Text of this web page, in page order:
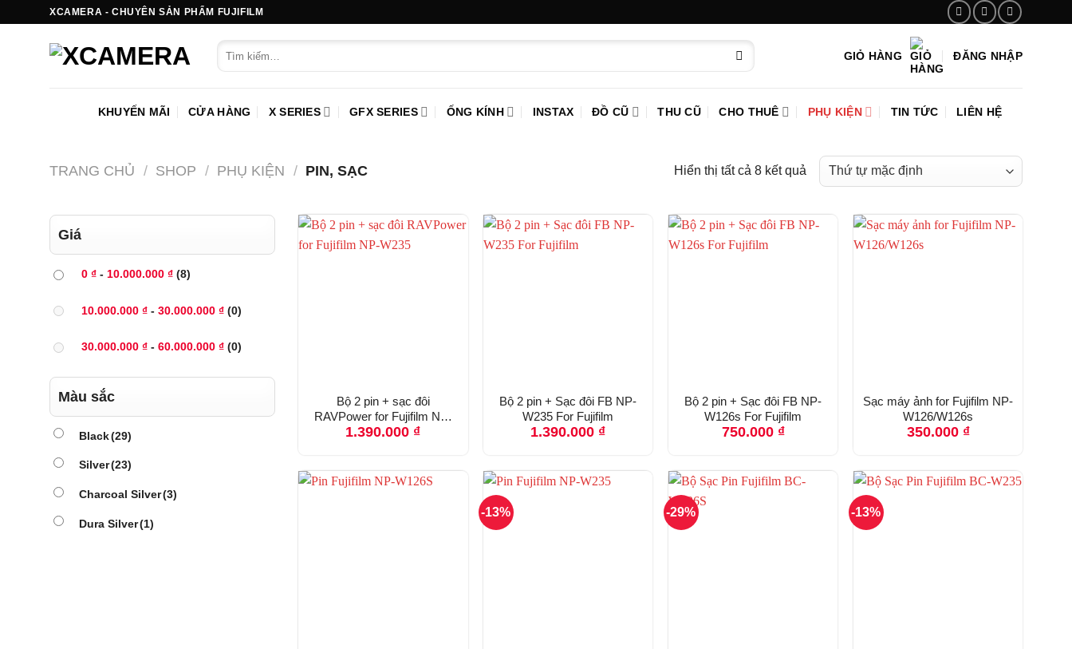
XCAMERA - CHUYÊN SẢN PHẨM FUJIFILM
kiếm:
GIỎ HÀNG ĐĂNG NHẬP
KHUYẾN MÃI CỬA HÀNG X SERIES GFX SERIES ỐNG KÍNH INSTAX ĐỒ CŨ THU CŨ CHO THUÊ PHỤ KIỆN TIN TỨC LIÊN HỆ
TRANG CHỦ / SHOP / PHỤ KIỆN / PIN, SẠC Hiển thị tất cả 8 kết quả
Giá
0 ₫ - 10.000.000 ₫ (8)
10.000.000 ₫ - 30.000.000 ₫ (0)
30.000.000 ₫ - 60.000.000 ₫ (0)
Màu sắc
Black(29)
Silver(23)
Charcoal Silver(3)
Dura Silver(1)
Bộ 2 pin + sạc đôi
RAVPower for Fujifilm NP-
W235
1.390.000 ₫
Bộ 2 pin + Sạc đôi FB NP-
W235 For Fujifilm
1.390.000 ₫
Bộ 2 pin + Sạc đôi FB NP-
W126s For Fujifilm
750.000 ₫
Sạc máy ảnh for Fujifilm NP-
W126/W126s
350.000 ₫
-13% -29% -13%